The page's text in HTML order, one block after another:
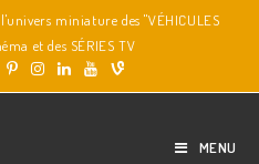
miniature des "VÉHICULES
et des SÉRIES TV
MENU